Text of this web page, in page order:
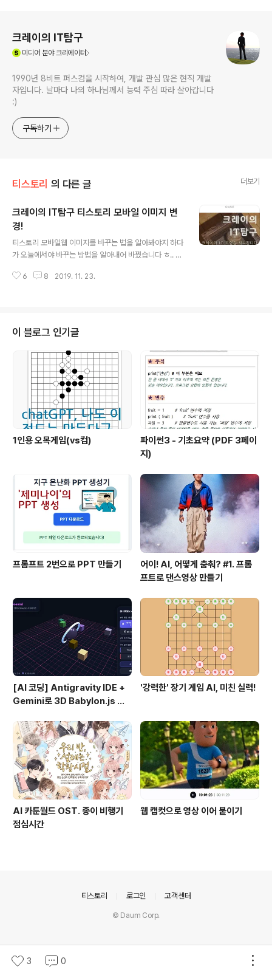
크레이의 IT탐구
미디어 분야 크리에이터
1990년 8비트 퍼스컴을 시작하여, 개발 관심 많은 현직 개발
자입니다. 날마다 나의 하나님께서 능력 주심 따라 살아갑니다
:)
구독하기
티스토리 의 다른 글 더보기
크레이의 IT탐구 티스토리 모바일 이미지 변
경!
티스토리 모바일웹 이미지를 바꾸는 법을 알아봐야지 하다
가 오늘에서야 바꾸는 방법을 알아내어 바꿨습니다 ㅎ.. 이
알아보았네요 ㅎㅎ 모바일웹 기본 제공되는 이미지가 은근
미지 변경 방법을 간단히 정리했습니다. 간단해요~
6 8 2019. 11. 23.
이 블로그 인기글
1인용 오목게임(vs컴)
파이썬3 - 기초요약 (PDF 3페이
지)
프롬프트 2번으로 PPT 만들기
어이! AI, 어떻게 춤춰? #1. 프롬
프트로 댄스영상 만들기
[AI 코딩] Antigravity IDE +
Gemini로 3D Babylon.js 개
'강력한' 장기 게임 AI, 미친 실력!
AI 카툰월드 OST. 종이 비행기
점심시간
웹 캡컷으로 영상 이어 붙이기
3 0
티스토리 로그인 고객센터
© Daum Corp.